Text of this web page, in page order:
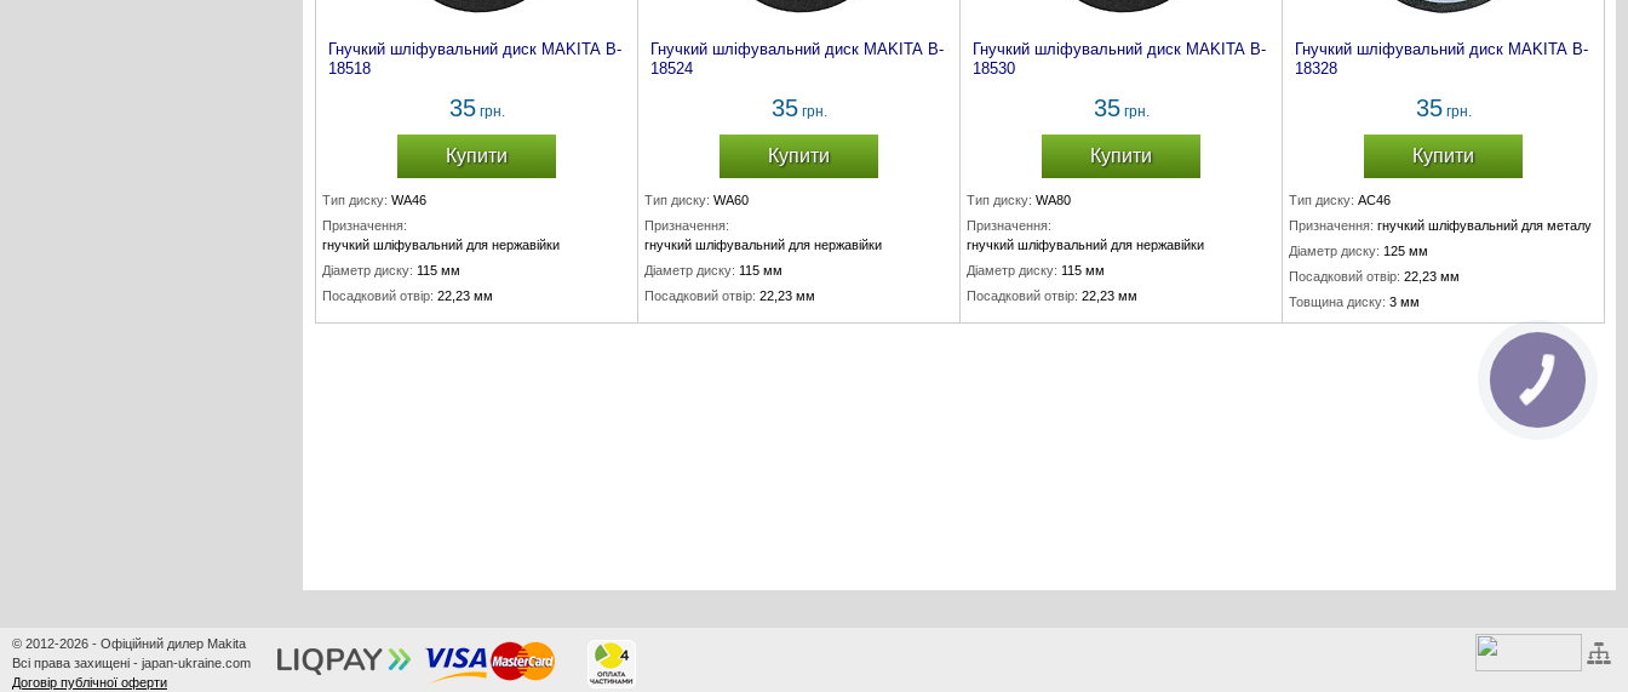
Гнучкий шліфувальний диск MAKITA B-
18518
35грн.
Купити
Тип диску: WA46
Призначення:
гнучкий шліфувальний для нержавійки
Діаметр диску: 115 мм
Посадковий отвір: 22,23 мм
Товщина диску: 3 мм
Гнучкий шліфувальний диск MAKITA B-
18524
35грн.
Купити
Тип диску: WA60
Призначення:
гнучкий шліфувальний для нержавійки
Діаметр диску: 115 мм
Посадковий отвір: 22,23 мм
Товщина диску: 3 мм
Гнучкий шліфувальний диск MAKITA B-
18530
35грн.
Купити
Тип диску: WA80
Призначення:
гнучкий шліфувальний для нержавійки
Діаметр диску: 115 мм
Посадковий отвір: 22,23 мм
Товщина диску: 3 мм
Гнучкий шліфувальний диск MAKITA B-
18328
35грн.
Купити
Тип диску: AC46
Призначення: гнучкий шліфувальний для металу
Діаметр диску: 125 мм
Посадковий отвір: 22,23 мм
Товщина диску: 3 мм
© 2012-2026 - Офіційний дилер Makita
Всі права захищені - japan-ukraine.com
Договір публічної оферти